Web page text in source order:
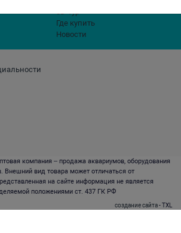
3D-тур
Где купить
Новости
компания – продажа аквариумов, оборудования
Внешний вид товара может отличаться от
на сайте информация не является
положениями ст. 437 ГК РФ
создание сайта- TXL